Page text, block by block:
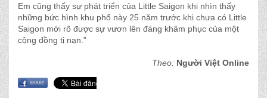
Em cũng thấy sự phát triển của Little Saigon khi nhìn thấy
những bức hình khu phố này 25 năm trước khi chưa có Little
Saigon mới rõ được sự vươn lên đáng khâm phục của một
cộng đồng tị nạn.”
Theo: Người Việt Online